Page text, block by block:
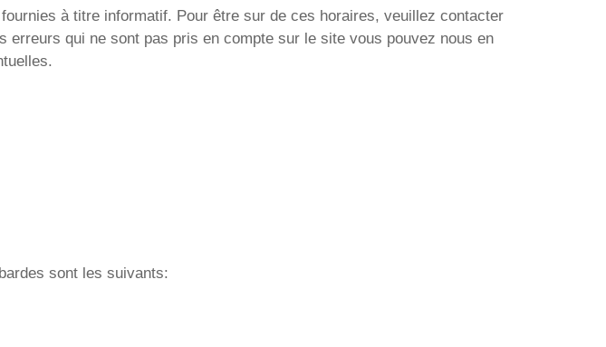
à titre informatif. Pour être sur de ces horaires, veuillez contacter
erreurs qui ne sont pas pris en compte sur le site vous pouvez nous en
sont les suivants: